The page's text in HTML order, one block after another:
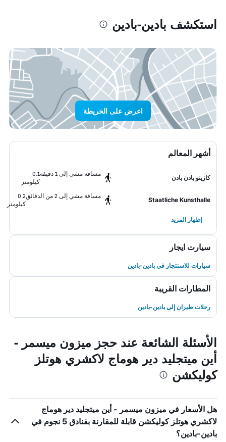
استكشف بادين-بادين
اعرض على الخريطة
أشهر المعالم
كازينو بادن بادن
مسافة مشي إلى 1 دقيقة
0.1
كيلومتر
Staatliche Kunsthalle
مسافة مشي إلى 2 من الدقائق
0.2
كيلومتر
إظهار المزيد
سيارت ايجار
سيارات للاستئجار في بادين-بادين
المطارات القريبة
رحلات طيران إلى بادين-بادين
الأسئلة الشائعة عند حجز ميزون ميسمر -
أين ميتجليد دير هوماج لاكشري هوتلز
كوليكشن
هل الأسعار في ميزون ميسمر - أين ميتجليد دير هوماج
لاكشري هوتلز كوليكشن قابلة للمقارنة بفنادق 5 نجوم في
بادين-بادين؟